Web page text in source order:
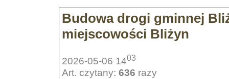
Budowa drogi gminnej
miejscowości Bliżyn
2026-05-06 1403
Art. czytany: 636 razy